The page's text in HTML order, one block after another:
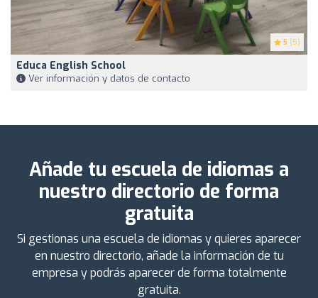
5 (5)
Educa English School
Ver información y datos de contacto
Añade tu escuela de idiomas a
nuestro directorio de forma
gratuita
Si gestionas una escuela de idiomas y quieres aparecer
en nuestro directorio, añade la información de tu
empresa y podrás aparecer de forma totalmente
gratuita.